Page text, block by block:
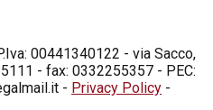
00441340122 - via Sacco,
- fax: 0332255357 - PEC:
- Privacy Policy -